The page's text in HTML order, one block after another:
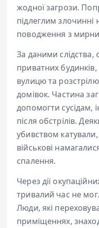
жодної загрози.
підлеглим
поводження з
За даними слідства,
приватних
вулицю та
домівок. Частина
допомогти сусідам,
після обстрілів.
убивством катували,
військові
спалення.
Через дії
тривалий час не
Люди, які
приміщеннях,